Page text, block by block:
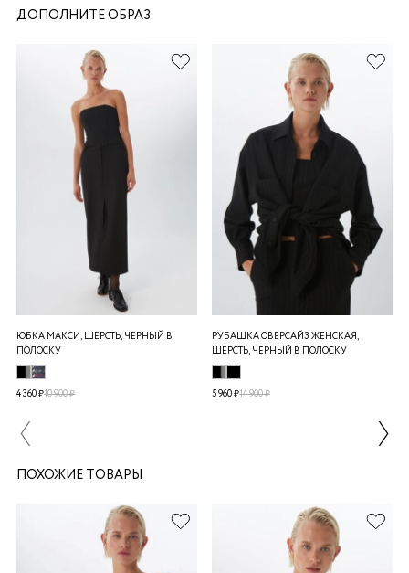
ДОПОЛНИТЕ ОБРАЗ
ЮБКА МАКСИ, ШЕРСТЬ, ЧЕРНЫЙ В
ПОЛОСКУ
4 360 ₽10 900 ₽
РУБАШКА ОВЕРСАЙЗ ЖЕНСКАЯ,
ШЕРСТЬ, ЧЕРНЫЙ В ПОЛОСКУ
5 960 ₽14 900 ₽
ПОХОЖИЕ ТОВАРЫ